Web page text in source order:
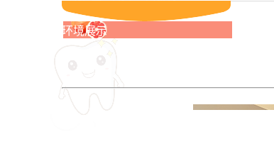
环境展示